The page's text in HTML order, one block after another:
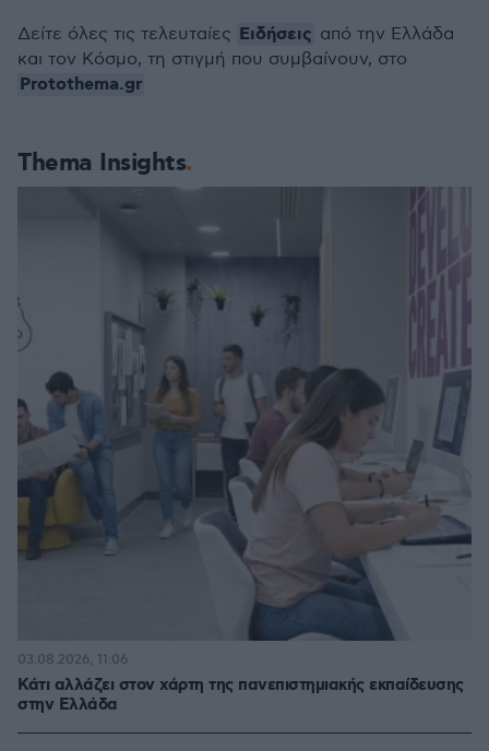
Thema Insights
Κάτι αλλάζει στον χάρτη της πανεπιστημιακής εκπαίδευσης
στην Ελλάδα
03.08.2026, 11:06
Δείτε όλες τις τελευταίες Ειδήσεις από την Ελλάδα
και τον Κόσμο, τη στιγμή που συμβαίνουν, στο
Protothema.gr